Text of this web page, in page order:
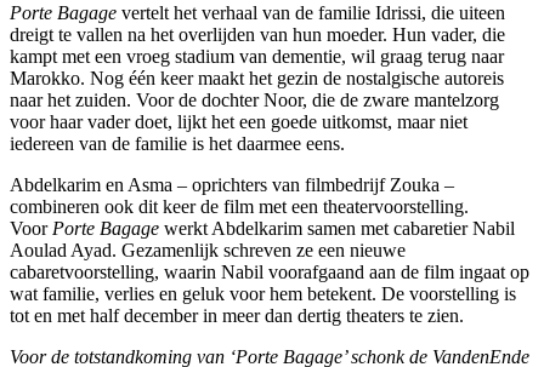
Porte Bagage vertelt het verhaal van de familie Idrissi, die uiteen
dreigt te vallen na het overlijden van hun moeder. Hun vader, die
kampt met een vroeg stadium van dementie, wil graag terug naar
Marokko. Nog één keer maakt het gezin de nostalgische autoreis
naar het zuiden. Voor de dochter Noor, die de zware mantelzorg
voor haar vader doet, lijkt het een goede uitkomst, maar niet
iedereen van de familie is het daarmee eens.
Abdelkarim en Asma – oprichters van filmbedrijf Zouka –
combineren ook dit keer de film met een theatervoorstelling.
Voor Porte Bagage werkt Abdelkarim samen met cabaretier Nabil
Aoulad Ayad. Gezamenlijk schreven ze een nieuwe
cabaretvoorstelling, waarin Nabil voorafgaand aan de film ingaat op
wat familie, verlies en geluk voor hem betekent. De voorstelling is
tot en met half december in meer dan dertig theaters te zien.
Voor de totstandkoming van ‘Porte Bagage’ schonk de VandenEnde